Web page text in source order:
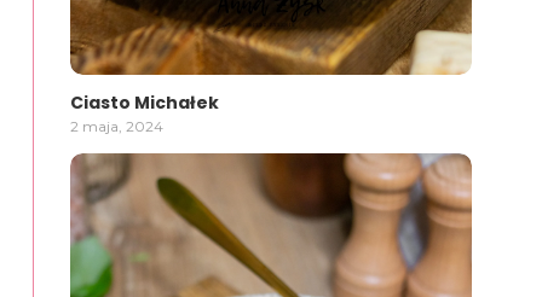
Ciasto Michałek
2 maja, 2024